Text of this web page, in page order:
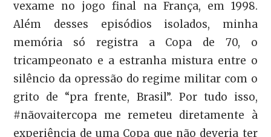
vexame no jogo final na França, em 1998.
Além desses episódios isolados, minha
memória só registra a Copa de 70, o
tricampeonato e a estranha mistura entre o
silêncio da opressão do regime militar com o
grito de “pra frente, Brasil”. Por tudo isso,
#nãovaitercopa me remeteu diretamente à
experiência de uma Copa que não deveria ter